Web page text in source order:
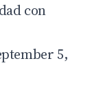
con
5,